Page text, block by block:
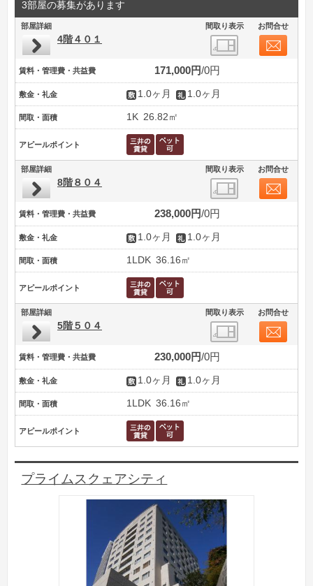
3部屋の募集があります
部屋詳細 間取り表示 お問合せ
4階４０１
賃料・管理費・共益費 171,000円 0円
敷金・礼金 1.0ヶ月 1.0ヶ月
間取・面積 1K 26.82㎡
アピールポイント
部屋詳細 間取り表示 お問合せ
8階８０４
賃料・管理費・共益費 238,000円 0円
敷金・礼金 1.0ヶ月 1.0ヶ月
間取・面積 1LDK 36.16㎡
アピールポイント
部屋詳細 間取り表示 お問合せ
5階５０４
賃料・管理費・共益費 230,000円 0円
敷金・礼金 1.0ヶ月 1.0ヶ月
間取・面積 1LDK 36.16㎡
アピールポイント
プライムスクェアシティ